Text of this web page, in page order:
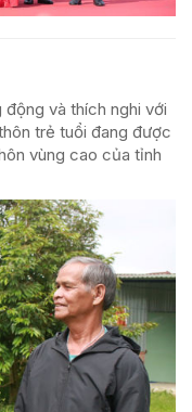
và thích nghi với
trẻ tuổi đang được
vùng cao của tỉnh